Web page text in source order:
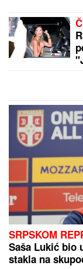
BORA
MALO ZNA
kaplje i od
PREPORUKA
Trnovu Petku
po čemu se